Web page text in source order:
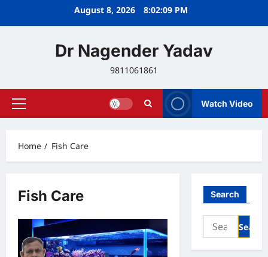
August 8, 2026 8:02:10 PM
Dr Nagender Yadav
9811061861
Primary
Watch Video
Home Fish Care
Fish Care Search
Search
for: